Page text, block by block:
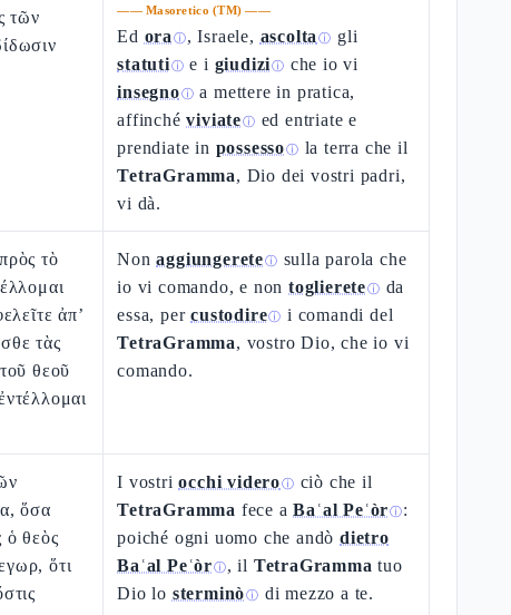
τῶν
——Masoretico (TM) ——
Ed ora ⓘ, Israele, ascolta ⓘ gli
statutiⓘ e i giudiziⓘ che io vi
insegnoⓘ a mettere in pratica,
affinchéviviateⓘ ed entriate e
prendiate in possessoⓘ la terra che il
TetraGramma, Dio dei vostri padri,
vi dà.
τὸ
ἀπ’
τὰς
θεοῦ
Nonaggiungereteⓘ sulla parola che
io vi comando, e nontogliereteⓘ da
essa, percustodireⓘ i comandi del
TetraGramma, vostro Dio, che io vi
comando.
ὅσα
ὁ θεὸς
ὅτι
I vostriocchi videroⓘ ciò che il
TetraGramma fece aBaʿal Peʿòrⓘ:
poiché ogni uomo che andòdietro
Baʿal Peʿòrⓘ, il TetraGramma tuo
Dio lo sterminòⓘ di mezzo a te.